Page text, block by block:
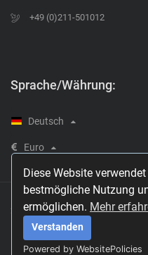
Diese Website
bestmögliche Nutzung
ermöglichen. Mehr
Verstanden
Powered by WebsitePolicies
+49 (0)211-501012
Sprache/Währung:
Deutsch
Euro
2021 © AKISPORTS